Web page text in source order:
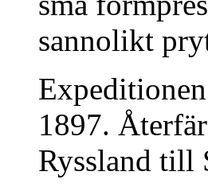
sannolikt
1897.
Ryssland till